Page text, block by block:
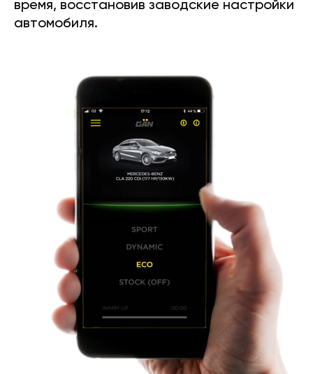
время, восстановив заводские настройки
автомобиля.